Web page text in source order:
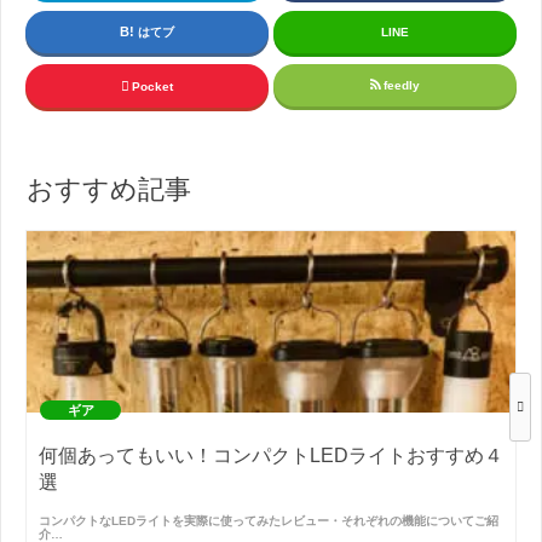
はてブ LINE
Pocket feedly
おすすめ記事
ギア
何個あってもいい！コンパクトLEDライトおすすめ４
選
コンパクトなLEDライトを実際に使ってみたレビュー・それぞれの機能についてご紹
介…